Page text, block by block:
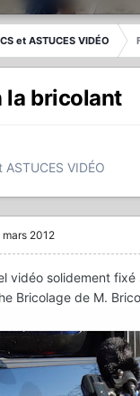
et ASTUCES VIDÉO
la bricolant
ASTUCES VIDÉO
2012
vidéo solidement
Bricolage de M.